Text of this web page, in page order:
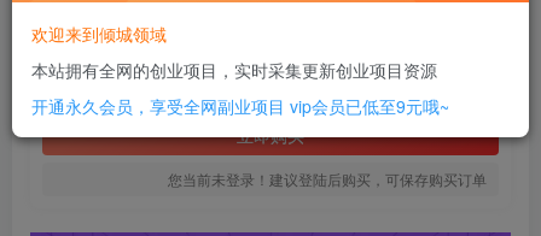
SVIP全站会员 免费
立即购买
您当前未登录！建议登陆后购买，可保存购买订单
欢迎来到倾城领域
本站拥有全网的创业项目，实时采集更新创业项目资源
开通永久会员，享受全网副业项目 vip会员已低至9元哦~